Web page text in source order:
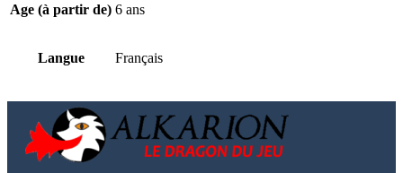
Age (à partir de) 6 ans
Langue Français